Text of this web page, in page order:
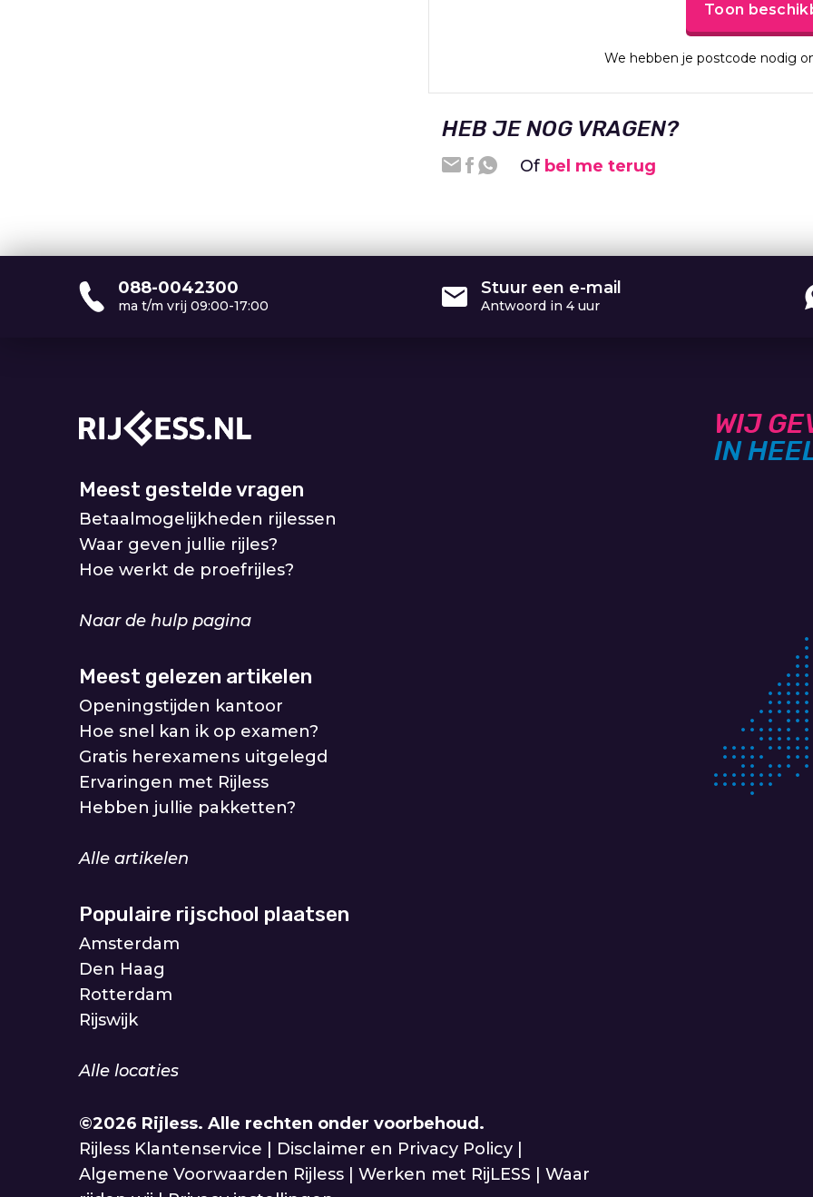
Toon
We hebben je postcode nodig
HEB JE NOG VRAGEN?
Of bel me terug
088-0042300
ma t/m vrij 09:00-17:00
Stuur een e-mail
Antwoord in 4 uur
Meest gestelde vragen
Betaalmogelijkheden rijlessen
Waar geven jullie rijles?
Hoe werkt de proefrijles?
Naar de hulp pagina
Meest gelezen artikelen
Openingstijden kantoor
Hoe snel kan ik op examen?
Gratis herexamens uitgelegd
Ervaringen met Rijless
Hebben jullie pakketten?
Alle artikelen
Populaire rijschool plaatsen
Amsterdam
Den Haag
Rotterdam
Rijswijk
Alle locaties
©2026 Rijless. Alle rechten onder voorbehoud.
Rijless Klantenservice
Disclaimer en Privacy Policy
Algemene Voorwaarden Rijless
Werken met RijLESS
Waar
WIJ
IN